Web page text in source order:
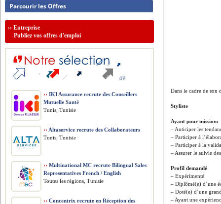
Dans le cadre de son
Styliste
Ayant pour mission:
– Anticiper les
– Participer à
– Participer à la
– Assurer le suivie
Profil demandé
– Expérimenté
– Diplômé(e) d’une
– Doté(e) d’une
– Ayant une
Parcourir les Offres
››Entreprise
Publiez vos offres d'emploi
›› IKI Assurance recrute des Conseillers
Mutuelle Santé
Tunis, Tunisie
›› Altaservice recrute des Collaborateurs
Tunis, Tunisie
›› Multinational MC recrute Bilingual Sales
Representatives French / English
Toutes les régions, Tunisie
›› Concentrix recrute en Réception des